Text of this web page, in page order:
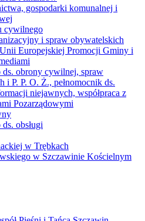
gospodarki komunalnej i
cywilnego
i spraw obywatelskich
Europejskiej Promocji Gminy i
ds. obrony cywilnej, spraw
i P. P. O. Ż., pełnomocnik ds.
niejawnych, współpraca z
Pozarządowymi
obsługi
w Trębkach
w Szczawinie Kościelnym